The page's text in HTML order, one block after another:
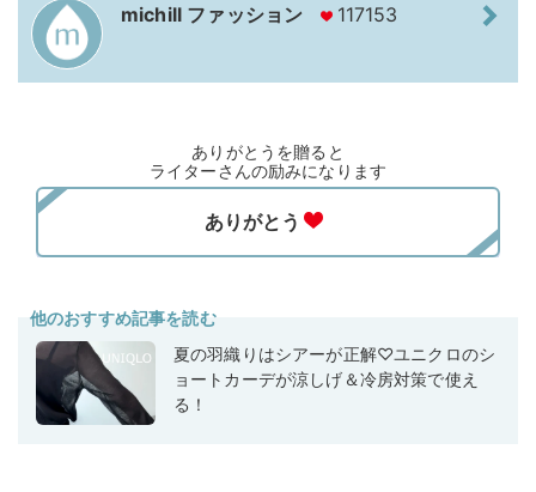
michill ファッション 117153
ありがとうを贈ると
ライターさんの励みになります
他のおすすめ記事を読む
夏の羽織りはシアーが正解♡ユニクロのシ
ョートカーデが涼しげ＆冷房対策で使え
る！